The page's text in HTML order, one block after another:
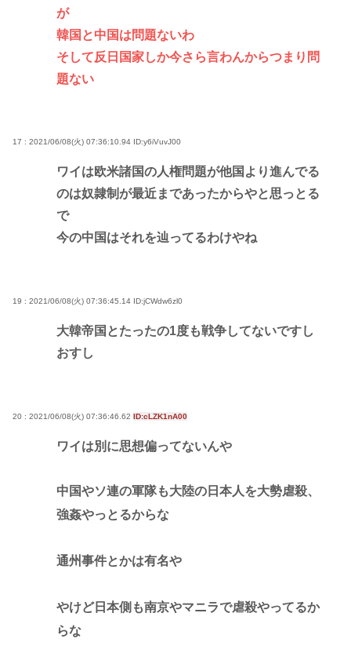
が
韓国と中国は問題ないわ
そして反日国家しか今さら言わんからつまり問
題ない
17 : 2021/06/08(火) 07:36:10.94 ID:y6iVuvJ00
ワイは欧米諸国の人権問題が他国より進んでる
のは奴隷制が最近まであったからやと思っとる
で
今の中国はそれを辿ってるわけやね
19 : 2021/06/08(火) 07:36:45.14 ID:jCWdw6zl0
大韓帝国とたったの1度も戦争してないですし
おすし
20 : 2021/06/08(火) 07:36:46.62 ID:cLZK1nA00
ワイは別に思想偏ってないんや
中国やソ連の軍隊も大陸の日本人を大勢虐殺、
強姦やっとるからな
通州事件とかは有名や
やけど日本側も南京やマニラで虐殺やってるか
らな